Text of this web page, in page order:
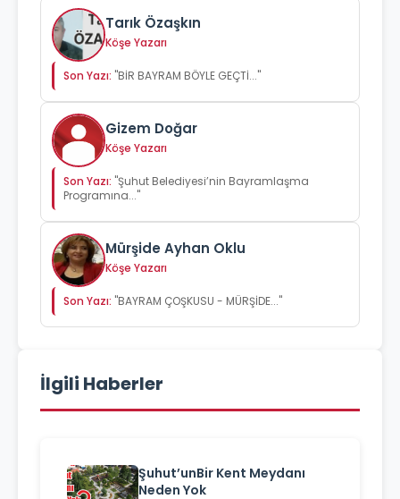
Tarık Özaşkın
Köşe Yazarı
Son Yazı: "BİR BAYRAM BÖYLE GEÇTİ..."
Gizem Doğar
Köşe Yazarı
Son Yazı: "Şuhut Belediyesi’nin Bayramlaşma
Programına..."
Mürşide Ayhan Oklu
Köşe Yazarı
Son Yazı: "BAYRAM ÇOŞKUSU - MÜRŞİDE..."
İlgili Haberler
Şuhut’unBir Kent Meydanı
Neden Yok